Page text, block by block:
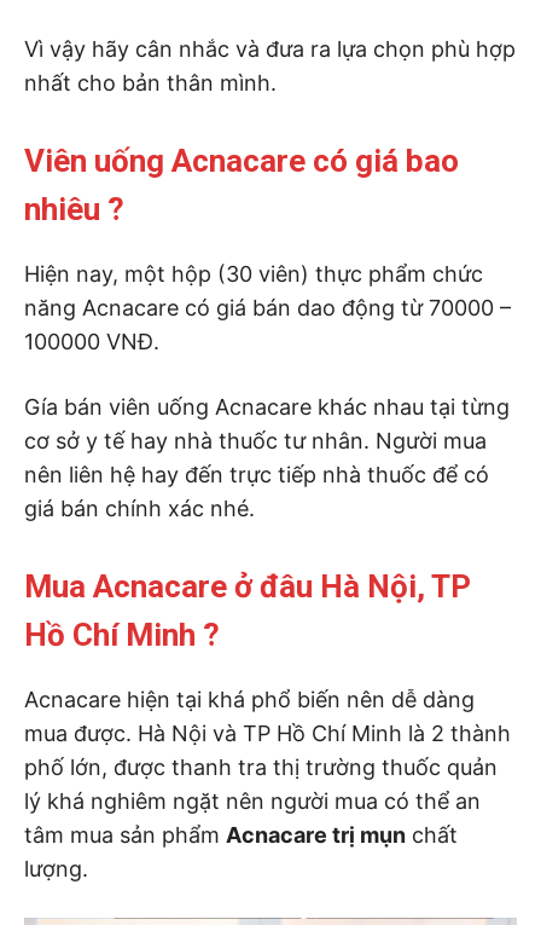
Vì vậy hãy cân nhắc và đưa ra lựa chọn phù hợp
nhất cho bản thân mình.
Viên uống Acnacare có giá bao
nhiêu ?
Hiện nay, một hộp (30 viên) thực phẩm chức
năng Acnacare có giá bán dao động từ 70000 –
100000 VNĐ.
Gía bán viên uống Acnacare khác nhau tại từng
cơ sở y tế hay nhà thuốc tư nhân. Người mua
nên liên hệ hay đến trực tiếp nhà thuốc để có
giá bán chính xác nhé.
Mua Acnacare ở đâu Hà Nội, TP
Hồ Chí Minh ?
Acnacare hiện tại khá phổ biến nên dễ dàng
mua được. Hà Nội và TP Hồ Chí Minh là 2 thành
phố lớn, được thanh tra thị trường thuốc quản
lý khá nghiêm ngặt nên người mua có thể an
tâm mua sản phẩm Acnacare trị mụn chất
lượng.